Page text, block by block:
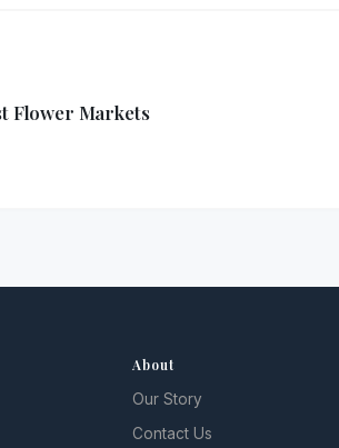
Flower Markets
About
Our Story
Contact Us